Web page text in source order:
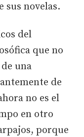
sus novelas.
del
que no
una
de
no es el
en otro
porque